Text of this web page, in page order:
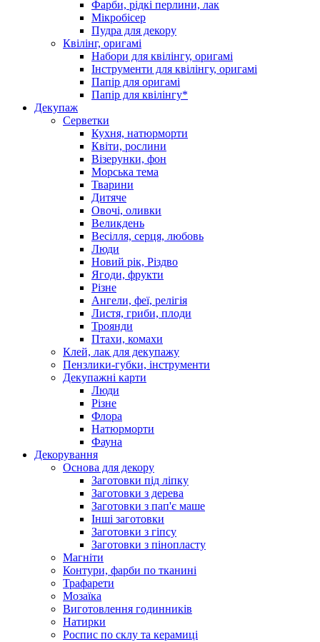
Фарби, рідкі перлини, лак
Мікробісер
Пудра для декору
Квілінг, оригамі
Набори для квілінгу, оригамі
Інструменти для квілінгу, оригамі
Папір для оригамі
Папір для квілінгу*
Декупаж
Серветки
Кухня, натюрморти
Квіти, рослини
Візерунки, фон
Морська тема
Тварини
Дитяче
Овочі, оливки
Великдень
Весілля, серця, любовь
Люди
Новий рік, Різдво
Ягоди, фрукти
Різне
Ангели, феї, релігія
Листя, гриби, плоди
Троянди
Птахи, комахи
Клей, лак для декупажу
Пензлики-губки, інструменти
Декупажні карти
Люди
Різне
Флора
Натюрморти
Фауна
Декорування
Основа для декору
Заготовки під ліпку
Заготовки з дерева
Заготовки з пап'є маше
Інші заготовки
Заготовки з гіпсу
Заготовки з пінопласту
Магніти
Контури, фарби по тканині
Трафарети
Мозаїка
Виготовлення годинників
Натирки
Роспис по склу та керамиці